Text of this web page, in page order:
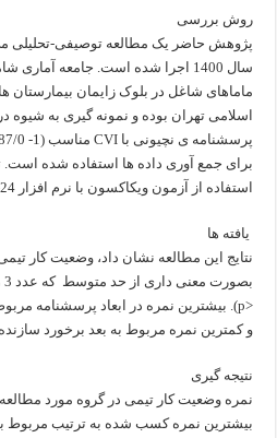
روش بررسی
پژوهش حاضر یک مطالعه توصیفی-تحلیلی
ماماهای شاغل در بلوک زایمان بیمارستان
اسلامی تهران بوده و نمونه گیری به
برای جمع آوری داده ها استفاده شده است.
استفاده از آزمون ویکاکسون با نرم افزار SPSS-24 انجام شده است.
یافته ها
نتایج این مطالعه نشان داد، وضعیت کار
و کمترین نمره مربوط به بعد برخورد سازنده (35/0 ±39/3) بوده
نتیجه گیری
نمره وضعیت کار تیمی در گروه مورد مطالعه
بیشترین نمره کسب شده به ترتیب مربوط به